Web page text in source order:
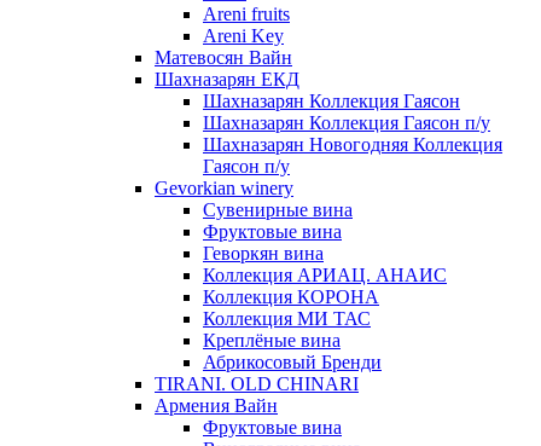
Areni fruits
Areni Key
Матевосян Вайн
Шахназарян ЕКД
Шахназарян Коллекция Гаясон
Шахназарян Коллекция Гаясон п/у
Шахназарян Новогодняя Коллекция
Гаясон п/у
Gevorkian winery
Сувенирные вина
Фруктовые вина
Геворкян вина
Коллекция АРИАЦ. АНАИС
Коллекция КОРОНА
Коллекция МИ ТАС
Креплёные вина
Абрикосовый Бренди
TIRANI. OLD CHINARI
Армения Вайн
Фруктовые вина